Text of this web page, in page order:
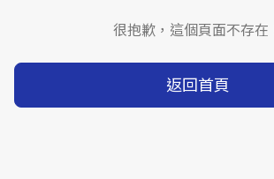
很抱歉，這個頁面不存在
返回首頁